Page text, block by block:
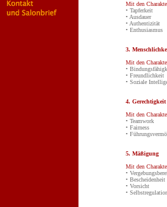
Mit den
• Tapferkeit
• Ausdauer
• Authentizität
• Enthusiasmus
3.
Mit den
•
• Freundlichkeit
• Soziale
4. Gerechtigkeit
Mit den
• Teamwork
• Fairness
•
5. Mäßigung
Mit den
•
• Bescheidenheit
• Vorsicht
•